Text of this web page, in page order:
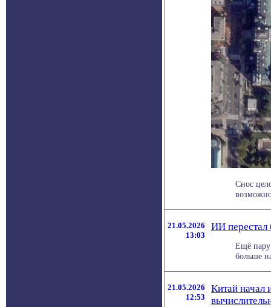
Снос
21.05.2026
13:03
ИИ перестал
Ещё пару
больше
21.05.2026
12:53
Китай начал